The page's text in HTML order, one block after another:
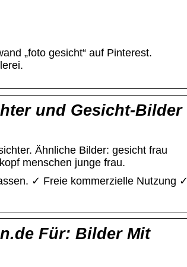
„foto gesicht“ auf Pinterest.
und Gesicht-Bilder
Ähnliche Bilder: gesicht frau
menschen junge frau.
✓ Freie kommerzielle Nutzung ✓
Für: Bilder Mit